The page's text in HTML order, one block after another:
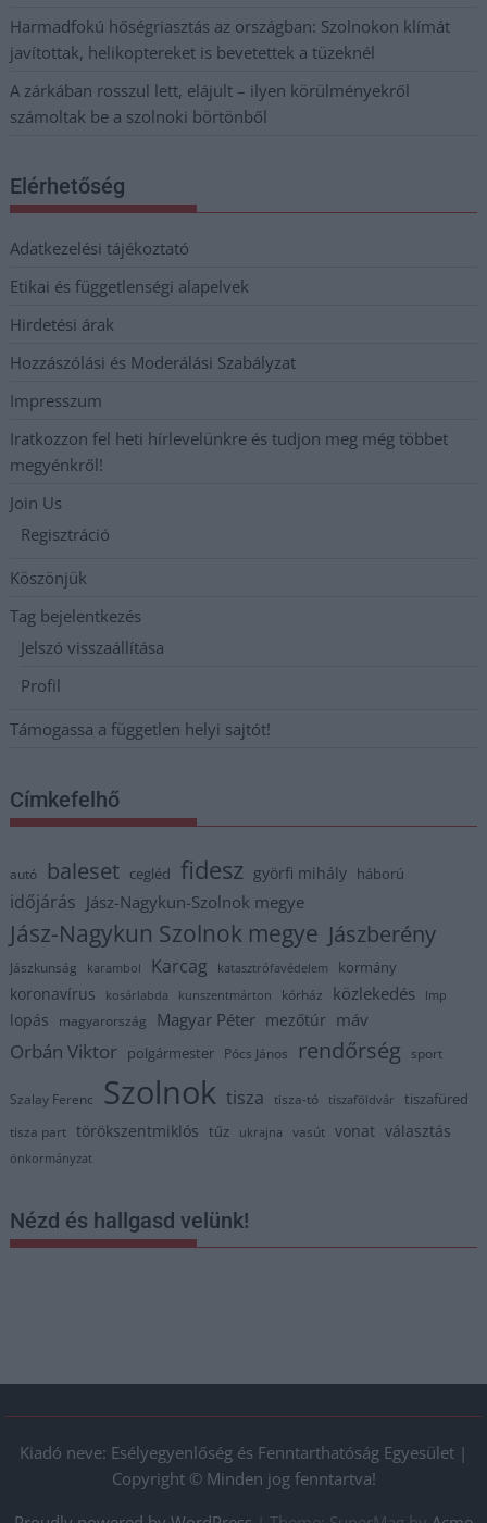
Harmadfokú hőségriasztás az országban: Szolnokon klímát
javítottak, helikoptereket is bevetettek a tüzeknél
A zárkában rosszul lett, elájult – ilyen körülményekről
számoltak be a szolnoki börtönből
Elérhetőség
Adatkezelési tájékoztató
Etikai és függetlenségi alapelvek
Hirdetési árak
Hozzászólási és Moderálási Szabályzat
Impresszum
Iratkozzon fel heti hírlevelünkre és tudjon meg még többet
megyénkről!
Join Us
Regisztráció
Köszönjük
Tag bejelentkezés
Jelszó visszaállítása
Profil
Támogassa a független helyi sajtót!
Címkefelhő
autó baleset cegléd fidesz györfi mihály háború
időjárás Jász-Nagykun-Szolnok megye
Jász-Nagykun Szolnok megye Jászberény
Jászkunság karambol Karcag katasztrófavédelem kormány
koronavírus kosárlabda kunszentmárton kórház közlekedés lmp
lopás magyarország Magyar Péter mezőtúr máv
Orbán Viktor polgármester Pócs János rendőrség sport
Szalay Ferenc Szolnok tisza tisza-tó tiszaföldvár tiszafüred
tisza part törökszentmiklós tűz ukrajna vasút vonat választás
önkormányzat
Nézd és hallgasd velünk!
Kiadó neve: Esélyegyenlőség és Fenntarthatóság Egyesület |
Copyright © Minden jog fenntartva!